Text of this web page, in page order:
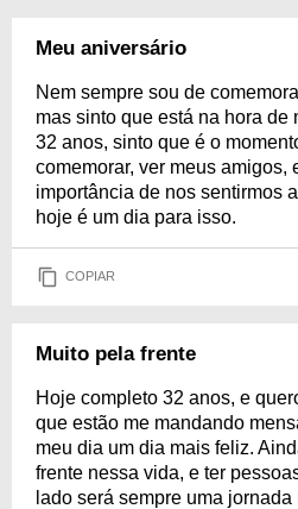
Meu aniversário
Nem sempre sou de
mas sinto que está na hora de
32 anos, sinto que é o
comemorar, ver meus amigos,
importância de nos sentirmos
hoje é um dia para isso.
COPIAR
Muito pela frente
Hoje completo 32 anos, e
que estão me mandando
meu dia um dia mais feliz.
frente nessa vida, e ter
lado será sempre uma